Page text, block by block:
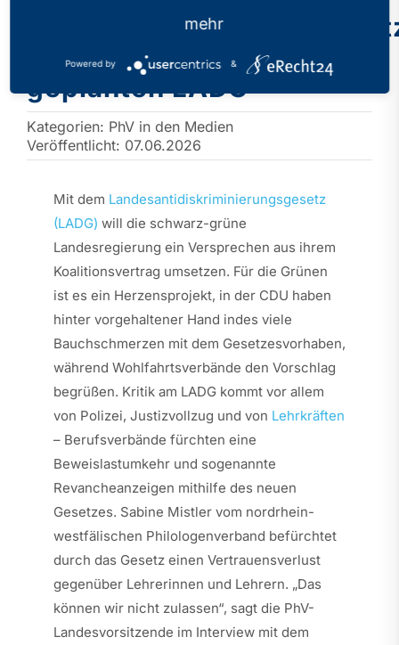
in NRW: Viel Kritik am
geplanten LADG
Kategorien: PhV in den Medien
Veröffentlicht: 07.06.2026
Mit dem Landesantidiskriminierungsgesetz
(LADG) will die schwarz-grüne
Landesregierung ein Versprechen aus ihrem
Koalitionsvertrag umsetzen. Für die Grünen
ist es ein Herzensprojekt, in der CDU haben
hinter vorgehaltener Hand indes viele
Bauchschmerzen mit dem Gesetzesvorhaben,
während Wohlfahrtsverbände den Vorschlag
begrüßen. Kritik am LADG kommt vor allem
von Polizei, Justizvollzug und von Lehrkräften
– Berufsverbände fürchten eine
Beweislastumkehr und sogenannte
Revancheanzeigen mithilfe des neuen
Gesetzes. Sabine Mistler vom nordrhein-
westfälischen Philologenverband befürchtet
durch das Gesetz einen Vertrauensverlust
gegenüber Lehrerinnen und Lehrern. „Das
können wir nicht zulassen“, sagt die PhV-
Landesvorsitzende im Interview mit dem
mehr
Powered by &